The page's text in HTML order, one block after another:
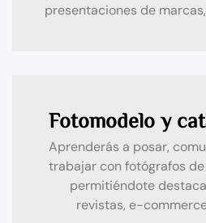
presentaciones de
Fotomodelo y
Aprenderás a posar,
trabajar con fotógrafos
permitiéndote
revistas, e-